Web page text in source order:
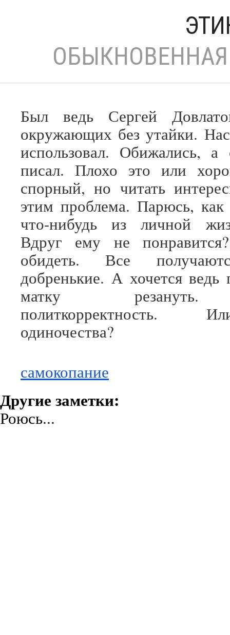
Был ведь Сергей
окружающих без утайки.
использовал. Обижались,
писал. Плохо это или
спорный, но читать
этим проблема. Парюсь,
что-нибудь из личной
Вдруг ему не
обидеть. Все
добренькие. А хочется ведь
матку резануть.
политкорректность.
одиночества?
самокопание
Другие заметки:
Роюсь...